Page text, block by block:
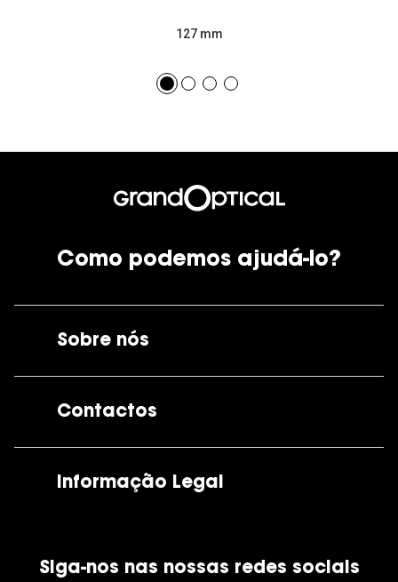
127 mm
Como podemos ajudá-lo?
Sobre nós
Contactos
Informação Legal
Política de Cookies
Siga-nos nas nossas redes sociais